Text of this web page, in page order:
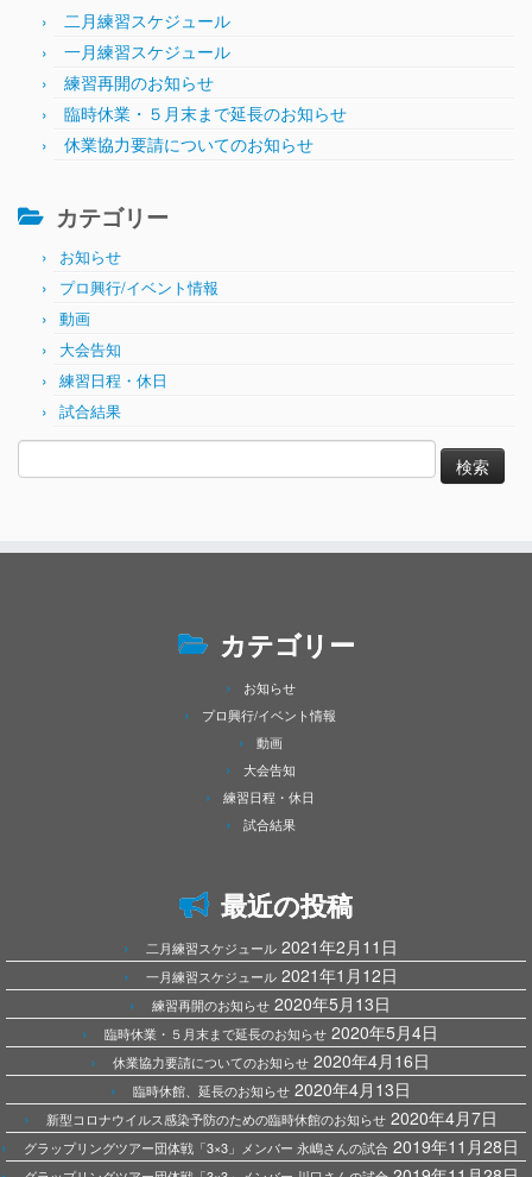
二月練習スケジュール
一月練習スケジュール
練習再開のお知らせ
臨時休業・５月末まで延長のお知らせ
休業協力要請についてのお知らせ
カテゴリー
お知らせ
プロ興行/イベント情報
動画
大会告知
練習日程・休日
試合結果
索:
カテゴリー
お知らせ
プロ興行/イベント情報
動画
大会告知
練習日程・休日
試合結果
最近の投稿
二月練習スケジュール 2021年2月11日
一月練習スケジュール 2021年1月12日
練習再開のお知らせ 2020年5月13日
臨時休業・５月末まで延長のお知らせ 2020年5月4日
休業協力要請についてのお知らせ 2020年4月16日
臨時休館、延長のお知らせ 2020年4月13日
新型コロナウイルス感染予防のための臨時休館のお知らせ 2020年4月7日
グラップリングツアー団体戦「3×3」メンバー 永嶋さんの試合 2019年11月28日